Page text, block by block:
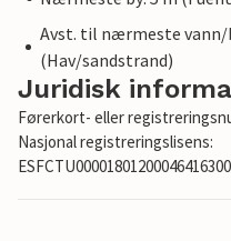
Avst. til nærmeste vann/
(Hav/sandstrand)
Juridisk
Førerkort- eller
Nasjonal registreringslisens: